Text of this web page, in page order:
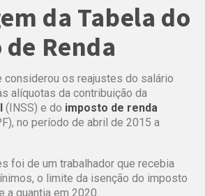
da Tabela do
Renda
considerou os reajustes do salário
alíquotas da contribuição da
(INSS) e do imposto de renda
no período de abril de 2015 a
foi de um trabalhador que recebia
o limite da isenção do imposto
a quantia em 2020.